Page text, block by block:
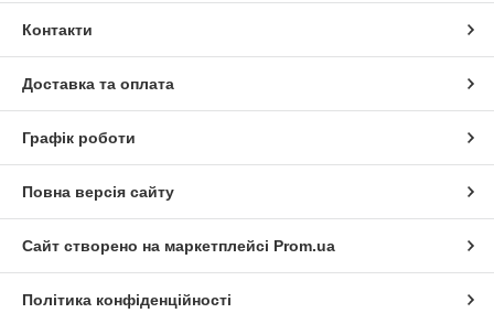
Контакти
Доставка та оплата
Графік роботи
Повна версія сайту
Сайт створено на маркетплейсі Prom.ua
Політика конфіденційності